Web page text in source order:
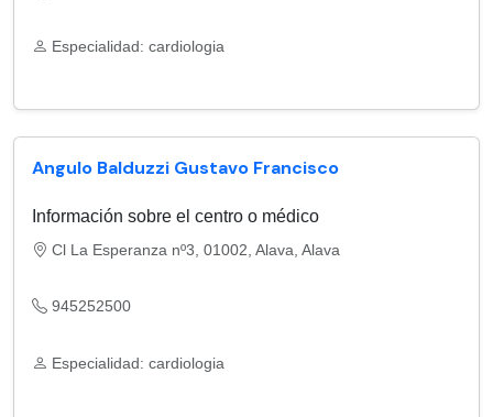
Especialidad: cardiologia
Angulo Balduzzi Gustavo Francisco
Información sobre el centro o médico
Cl La Esperanza nº3, 01002, Alava, Alava
945252500
Especialidad: cardiologia